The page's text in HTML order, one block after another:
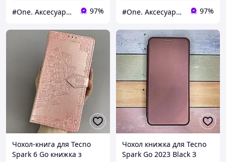
#One. Аксесуари до смартфонів 97% #One. Аксесуари до смартфонів 97%
Чохол-книга для Tecno
Spark 6 Go книжка з
Чохол книжка для Tecno
Spark Go 2023 Black З